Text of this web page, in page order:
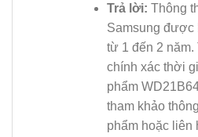
Trả lời: Thông
Samsung được
từ 1 đến 2 năm.
chính xác thời
phẩm
tham khảo
phẩm hoặc liên